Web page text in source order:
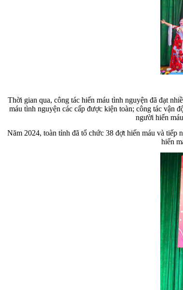
Thời gian qua, công tác hiến máu tình nguyện đã đạt
máu tình nguyện các cấp được kiện toàn; công tác vận
người hiến
Năm 2024, toàn tỉnh đã tổ chức 38 đợt hiến máu và tiếp
hiến